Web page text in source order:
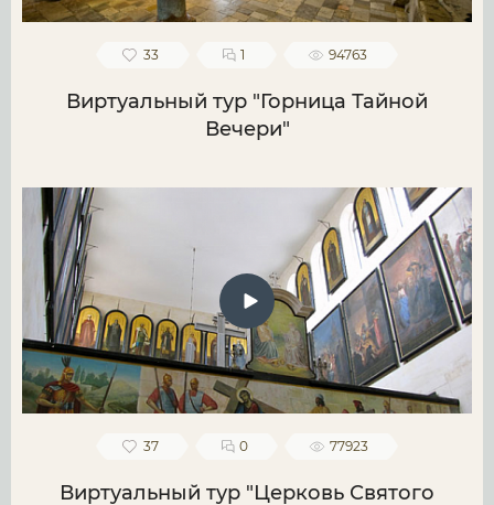
33 1 94763
Виртуальный тур "Горница Тайной
Вечери"
37 0 77923
Виртуальный тур "Церковь Святого